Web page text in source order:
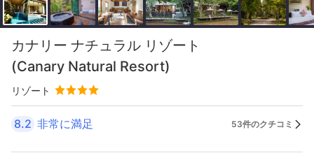
カナリー ナチュラル リゾート
(Canary Natural Resort)
リゾート
8.2 非常に満足 53件のクチコミ